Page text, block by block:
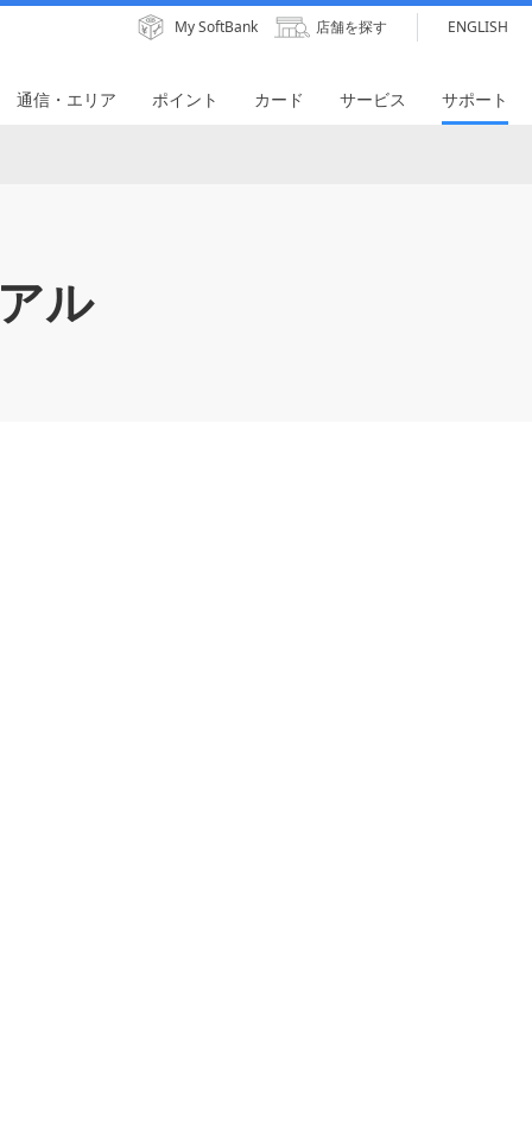
My SoftBank 店舗を探す ENGLISH
通信・エリア ポイント カード サービス サポート
ル